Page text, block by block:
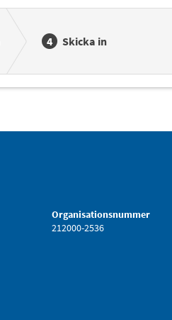
Skicka in
Organisationsnummer
212000-2536